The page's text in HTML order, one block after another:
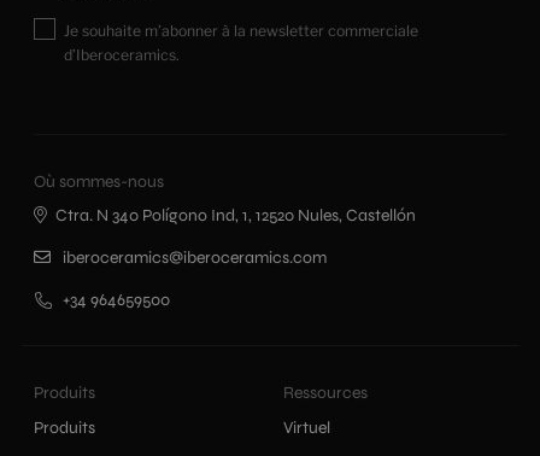
Je souhaite m’abonner à la newsletter commerciale
d’Iberoceramics.
Produits
Produits
Ressources
Virtuel
Où sommes-nous
Ctra. N 340 Polígono Ind, 1, 12520 Nules, Castellón
iberoceramics@iberoceramics.com
+34 964659500